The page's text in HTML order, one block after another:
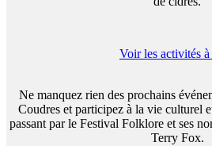
Voir les activités
Ne manquez rien des prochains
Coudres et participez à la vie culturel
passant par le Festival Folklore et ses
Terry Fox.